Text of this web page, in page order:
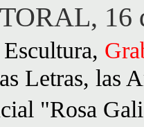
16
Letras, las
"Rosa